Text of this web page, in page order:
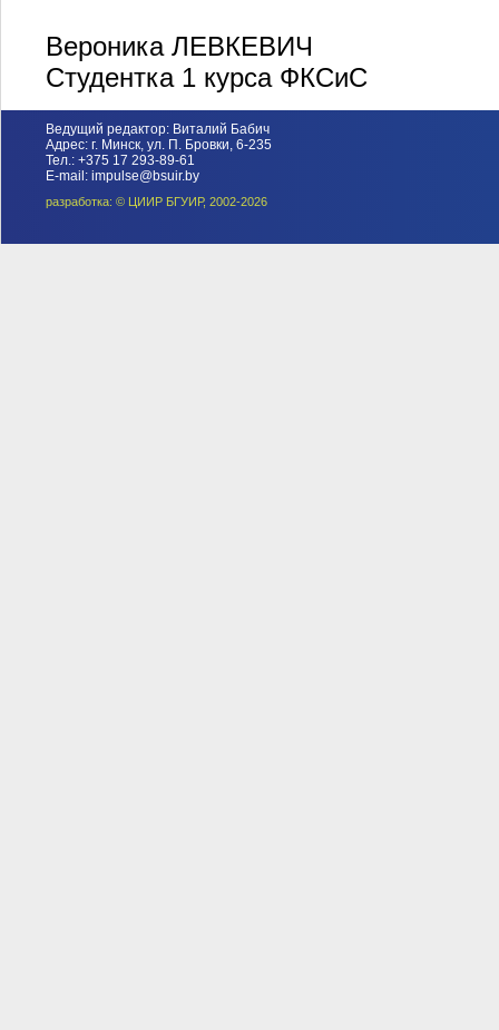
Вероника ЛЕВКЕВИЧ
Студентка 1 курса ФКСиС
Ведущий редактор: Виталий Бабич
Адрес: г. Минск, ул. П. Бровки, 6-235
Тел.: +375 17 293-89-61
E-mail: impulse@bsuir.by
разработка: © ЦИИР БГУИР, 2002-2026